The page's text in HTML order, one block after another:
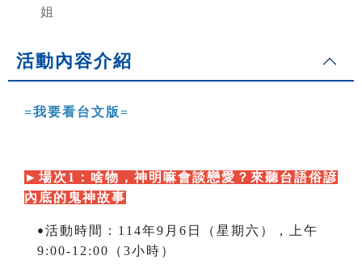
姐
活動內容介紹
=我要看台文版=
► 場次1：啥物，神明嘛會談戀愛？來聽台語俗諺
內底的鬼神故事
•活動時間：114年9月6日（星期六），上午
9:00-12:00（3小時）